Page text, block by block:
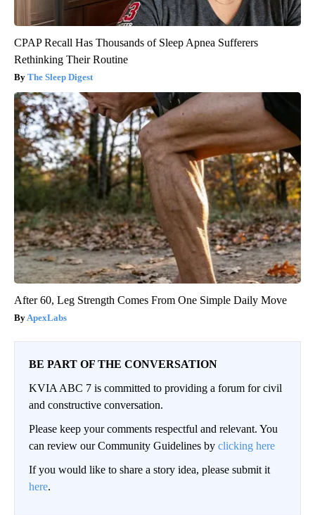
CPAP Recall Has Thousands of Sleep Apnea Sufferers
Rethinking Their Routine
The Sleep Digest
After 60, Leg Strength Comes From One Simple Daily Move
ApexLabs
BE PART OF THE CONVERSATION
KVIA ABC 7 is committed to providing a forum for civil
and constructive conversation.
Please keep your comments respectful and relevant. You
can review our Community Guidelines by clicking here
If you would like to share a story idea, please submit it
here.